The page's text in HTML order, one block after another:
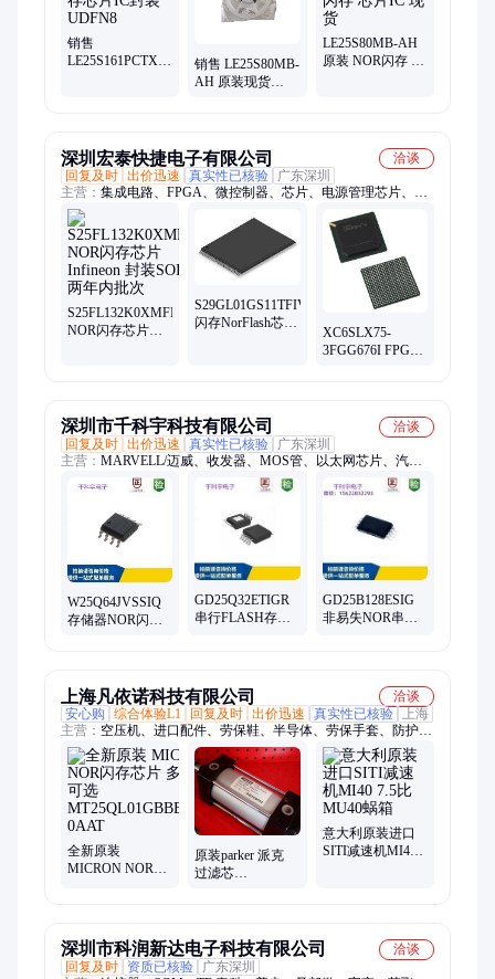
销售
LE25S161PCTXG
销售 LE25S80MB-
AH 原装现货
LE25S80MB-AH
原装 NOR闪存 芯
深圳宏泰快捷电子有限公司
洽谈
回复及时 出价迅速 真实性已核验
广东深圳
主营： 集成电路、FPGA、微控制器、芯片、电源管理芯片、连
接器、电源控制器、监控电路、隔离模块、动态随机存储器、现
场可编程门阵列、钽质电容器、电阻、时钟缓冲器、模数转换
器、均衡器、稳压器、数字信号处理器、高速运算放大器
S25FL132K0XMFI010
NOR闪存芯片
S29GL01GS11TFIV20
闪存NorFlash芯片
XC6SLX75-
3FGG676I FPGA
深圳市千科宇科技有限公司
洽谈
回复及时 出价迅速 真实性已核验
广东深圳
主营： MARVELL/迈威、收发器、MOS管、以太网芯片、汽车
芯片、驱动芯片、稳压芯片、交换机芯片、蓝牙芯片、通讯芯
片、博通芯片、网通WiFi芯片、路由器芯片、充电IC、电源IC、
集成电路IC、霍尔效应传感器、MCU单片机、微控制器、监控
IC、音频IC、感应器、场效应管、工控IC、REALTEK/瑞昱
W25Q64JVSSIQ
存储器NOR闪存
GD25Q32ETIGR
串行FLASH存储
GD25B128ESIG
非易失NOR串行
上海凡依诺科技有限公司
洽谈
安心购
综合体验L1 回复及时 出价迅速 真实性已核验
上海
主营： 空压机、进口配件、劳保鞋、半导体、劳保手套、防护
服、科尔奇、船舶配件、电机、充电器、防爆箱、潜水收纳包、
传动件、发电机、轴承、浮艇、劳保眼镜、机油、无人机配件
全新原装
MICRON NOR闪
0AAT
原装parker 派克
过滤芯
意大利原装进口
SITI减速机MI40
深圳市科润新达电子科技有限公司
洽谈
回复及时
资质已核验
广东深圳